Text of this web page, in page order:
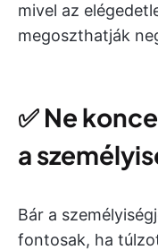
mivel az
megoszthatják
✅ Ne
a
Bár a
fontosak, ha